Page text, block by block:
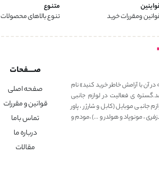
ومقررات خرید
متنوع
تنوع بالاهای محصولات
در آن با آرامش خاطر خرید کنید» نام
ی فعالیت در لوازم جانبی
موبایل (کابل و شارژر ، پاور
، مونوپاد و هولدر و …) ،مودم و
صــــفحات
صفحه اصلی
قوانین و مقررات
تماس باما
درباره ما
مقالات